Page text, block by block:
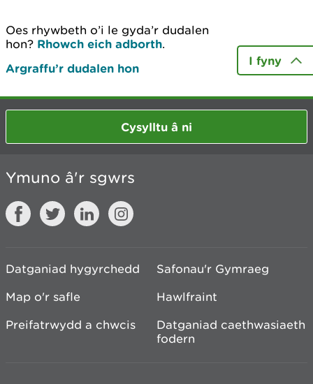
Oes rhywbeth o’i le gyda’r dudalen
hon? Rhowch eich adborth.
Argraffu’r dudalen hon
I fyny
Cysylltu â ni
Ymuno â'r sgwrs
Datganiad hygyrchedd
Safonau'r Gymraeg
Map o'r safle
Hawlfraint
Preifatrwydd a chwcis
Datganiad caethwasiaeth
fodern